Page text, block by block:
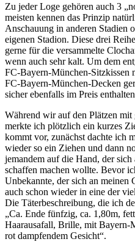
Zu jeder Loge gehören auch 3
meisten kennen das Prinzip
Anschauung in anderen Stadien
eigenen Stadion. Diese drei
gerne für die versammelte
wenn auch sehr kalt. Um dem
FC-Bayern-München-Sitzkissen
FC-Bayern-München-Decken
sicher ebenfalls im Preis
Während wir auf den Plätzen
merkte ich plötzlich ein kurzes
kommt vor, zunächst dachte ich
wieder so ein Ziehen und dann
jemandem auf die Hand, der sich
schaffen machen wollte. Bevor
Unbekannte, der sich an meinen
auch schon wieder in eine der
Die Täterbeschreibung, die ich
„Ca. Ende fünfzig, ca. 1,80m,
Haarausafall, Brille, mit Bayern-
rot dampfendem Gesicht“.